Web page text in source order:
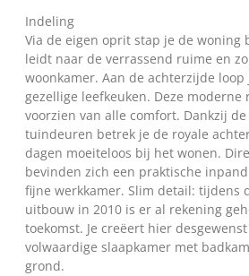
Indeling
Via de eigen oprit stap je de woning
leidt naar de verrassend ruime en
woonkamer. Aan de achterzijde
gezellige leefkeuken. Deze
voorzien van alle comfort. Dankzij
tuindeuren betrek je de royale
dagen moeiteloos bij het wonen.
bevinden zich een praktische
fijne werkkamer. Slim detail: tijdens
uitbouw in 2010 is er al rekening
toekomst. Je creëert hier
volwaardige slaapkamer met
grond.